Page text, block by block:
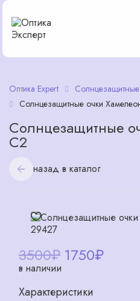
Оптика Expert
Солнцезащитные очки
Солнцезащитные
С2
назад в каталог
3500₽ 1750₽
в наличии
Характеристики